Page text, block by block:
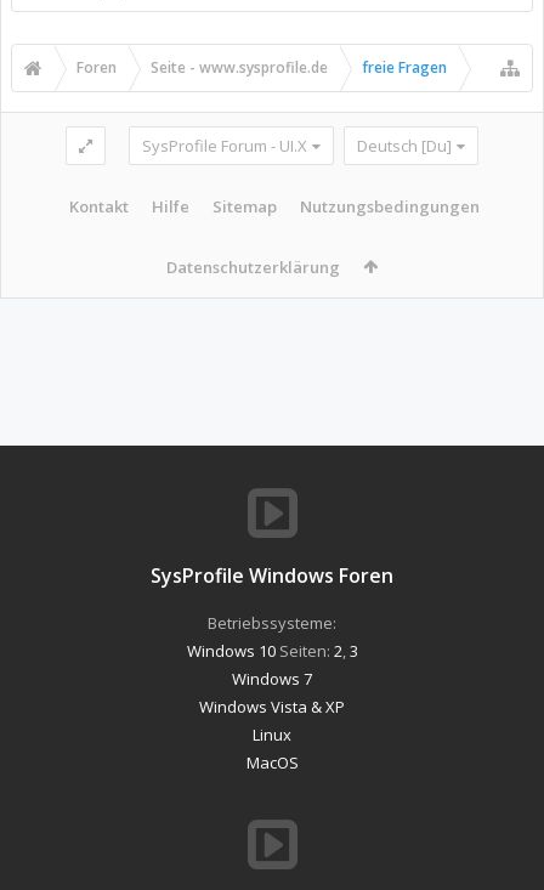
Foren Seite - www.sysprofile.de freie Fragen
SysProfile Forum - UI.X Deutsch [Du]
Kontakt Hilfe Sitemap Nutzungsbedingungen
Datenschutzerklärung
SysProfile Windows Foren
Betriebssysteme:
Windows 10Seiten: 2 3
Windows 7
Windows Vista & XP
Linux
MacOS